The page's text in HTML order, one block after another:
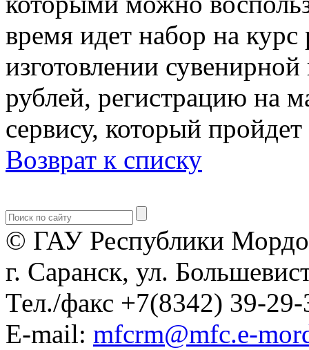
время идет набор на
изготовлении
рублей, регистрацию на
сервису, который
Возврат к списку
© ГАУ Республики
г. Саранск, ул.
Тел./факс +7(8342) 39-29-
E-mail: mfcrm@mfc.e-